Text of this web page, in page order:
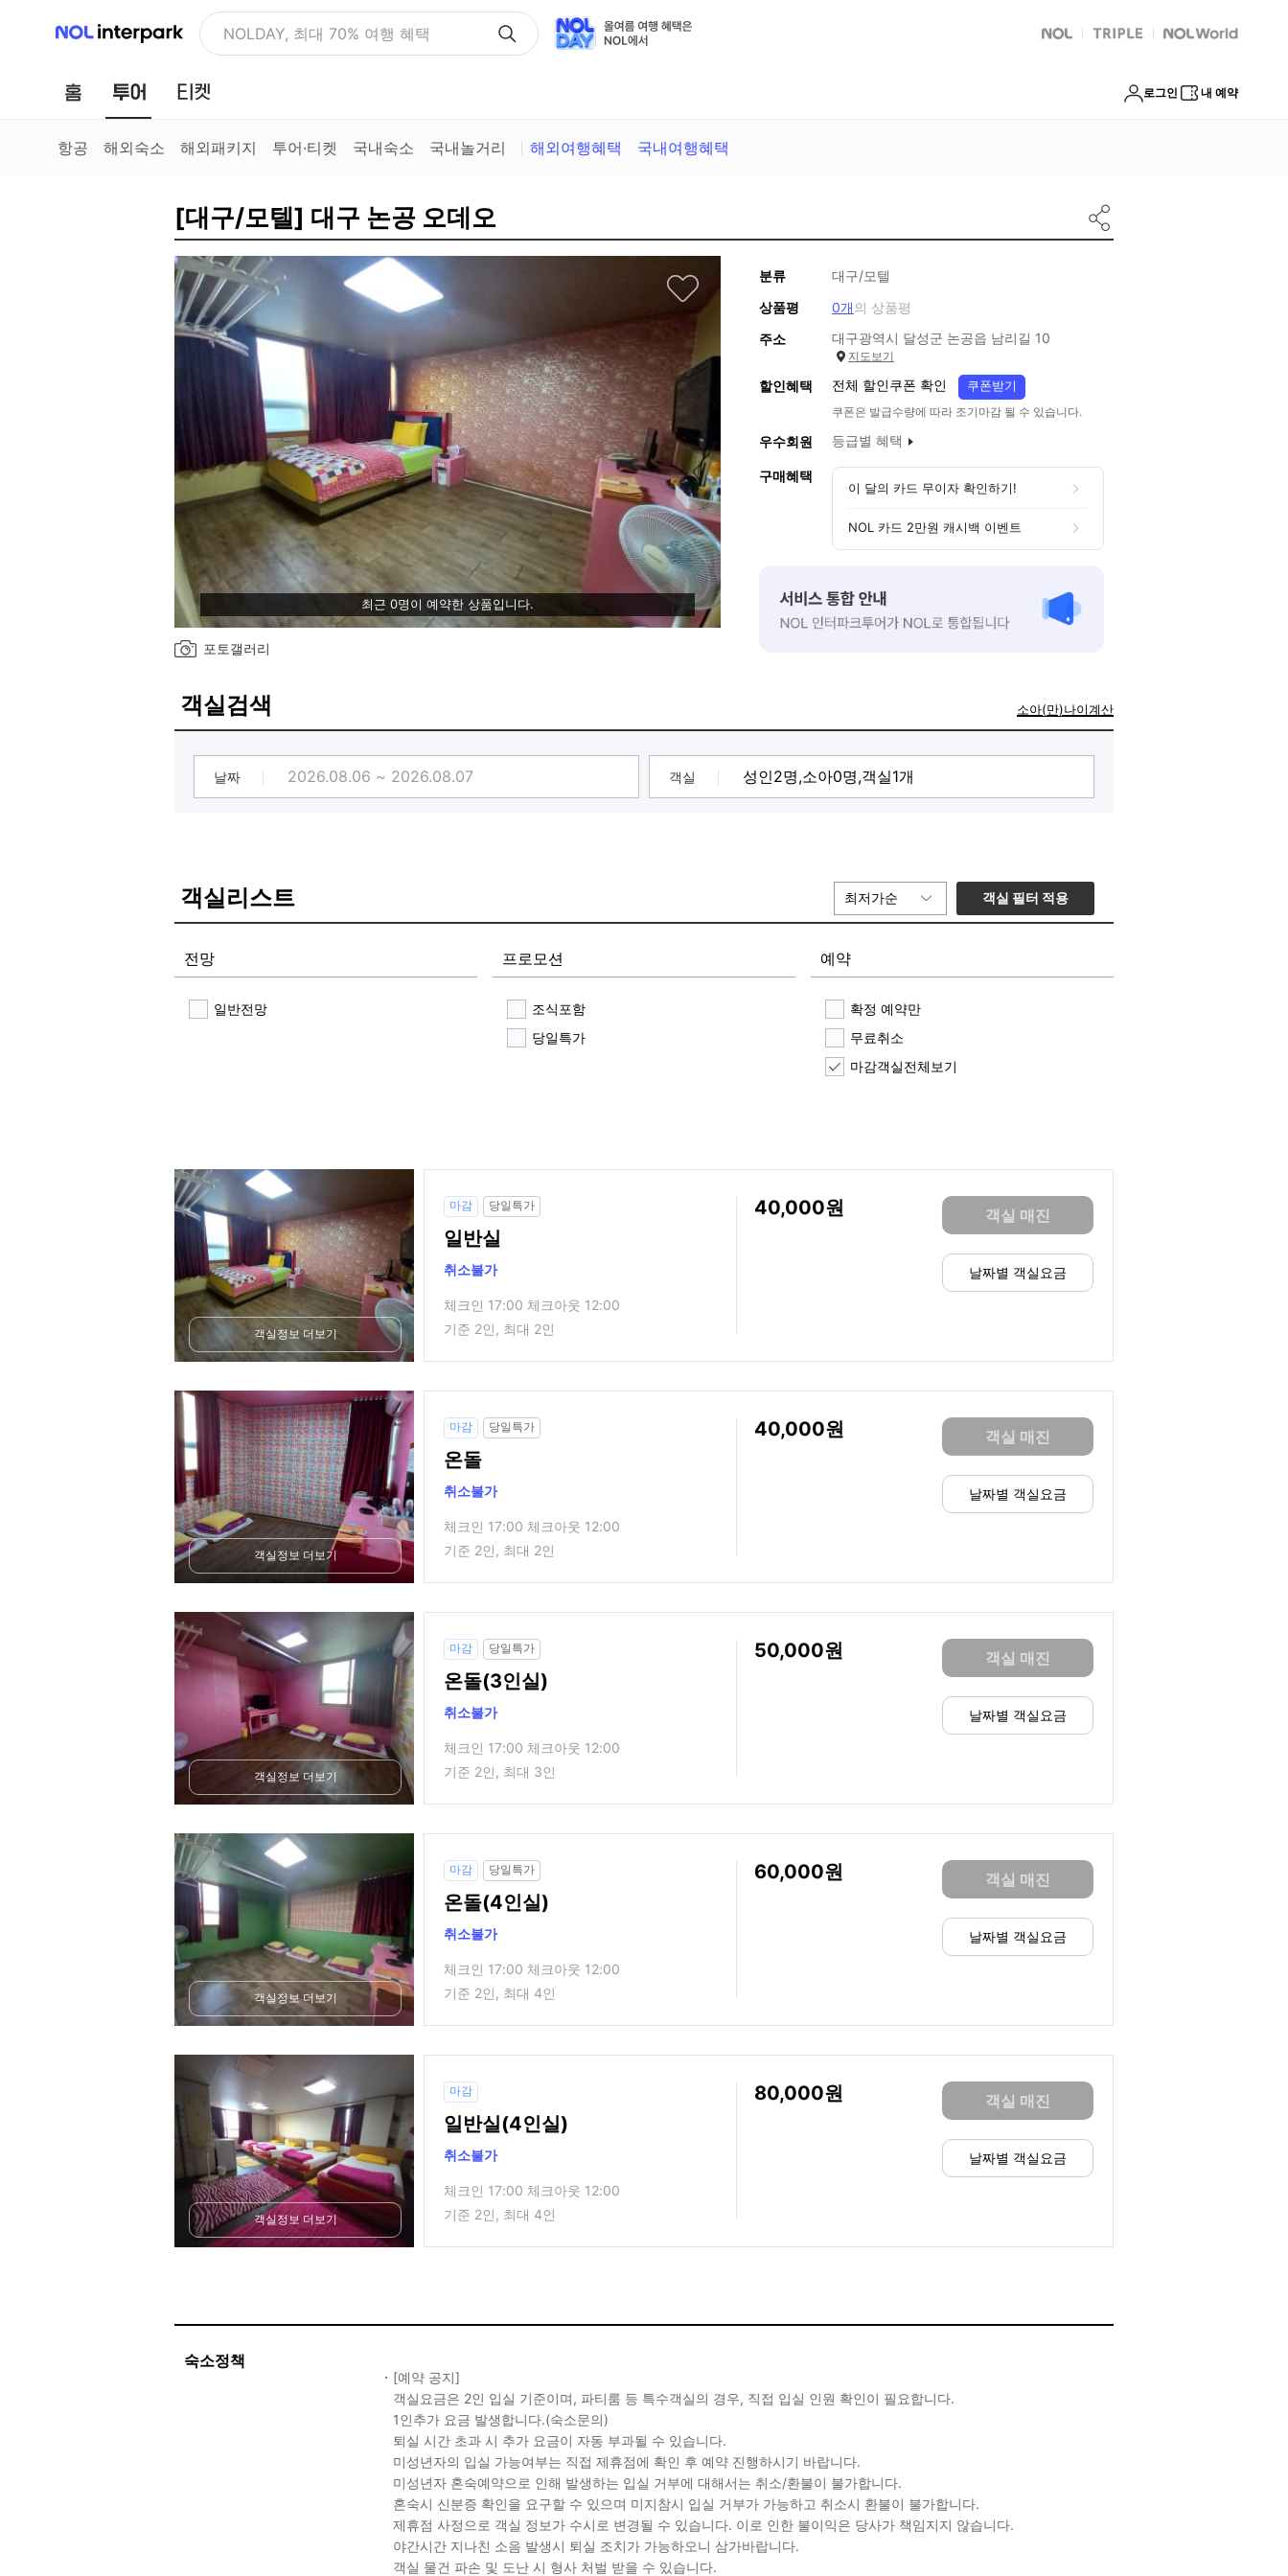
NOL 인터파크 NOLDAY, 최대 70% 여행 혜택 NOL 트리플 Global Interpark
홈 투어 로그인 내 예약
항공 해외숙소 해외패키지 투어·티켓 국내숙소 국내놀거리 해외여행혜택 국내여행혜택
[대구/모텔] 대구 논공 오데오
최근 0명이 예약한 상품입니다.
포토갤러리
분류
대구/모텔
상품평
0개의 상품평
주소
대구광역시 달성군 논공읍 남리길 10
지도보기
할인혜택 전체 할인쿠폰 확인 쿠폰받기
쿠폰은 발급수량에 따라 조기마감 될 수 있습니다.
우수회원 등급별 혜택
구매혜택
이 달의 카드 무이자 확인하기!
NOL 카드 2만원 캐시백 이벤트
객실검색 소아(만)나이계산
날짜 객실
객실리스트 최저가순 객실 필터 적용
전망
일반전망
프로모션
조식포함
당일특가
예약
확정 예약만
무료취소
마감객실전체보기
객실정보 더보기
마감 당일특가
일반실
취소불가
체크인 17:00 체크아웃 12:00
기준 2인, 최대 2인
40,000 객실 매진
날짜별 객실요금
객실정보 더보기
마감 당일특가
온돌
취소불가
체크인 17:00 체크아웃 12:00
기준 2인, 최대 2인
40,000 객실 매진
날짜별 객실요금
객실정보 더보기
마감 당일특가
온돌(3인실)
취소불가
체크인 17:00 체크아웃 12:00
기준 2인, 최대 3인
50,000 객실 매진
날짜별 객실요금
객실정보 더보기
마감 당일특가
온돌(4인실)
취소불가
체크인 17:00 체크아웃 12:00
기준 2인, 최대 4인
60,000 객실 매진
날짜별 객실요금
객실정보 더보기
마감
일반실(4인실)
취소불가
체크인 17:00 체크아웃 12:00
기준 2인, 최대 4인
80,000 객실 매진
날짜별 객실요금
숙소정책
[예약 공지]
객실요금은 2인 입실 기준이며, 파티룸 등 특수객실의 경우, 직접 입실 인원 확인이 필요합니다.
1인추가 요금 발생합니다.(숙소문의)
퇴실 시간 초과 시 추가 요금이 자동 부과될 수 있습니다.
미성년자의 입실 가능여부는 직접 제휴점에 확인 후 예약 진행하시기 바랍니다.
미성년자 혼숙예약으로 인해 발생하는 입실 거부에 대해서는 취소/환불이 불가합니다.
혼숙시 신분증 확인을 요구할 수 있으며 미지참시 입실 거부가 가능하고 취소시 환불이 불가합니다.
제휴점 사정으로 객실 정보가 수시로 변경될 수 있습니다. 이로 인한 불이익은 당사가 책임지지 않습니다.
야간시간 지나친 소음 발생시 퇴실 조치가 가능하오니 삼가바랍니다.
객실 물건 파손 및 도난 시 형사 처벌 받을 수 있습니다.